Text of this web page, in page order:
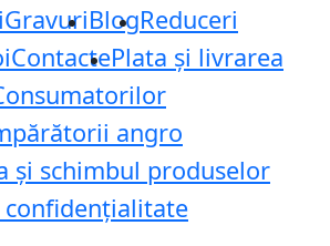
GravuriBlogReduceri
ContactePlata și livrarea
angro
și schimbul produselor
confidențialitate